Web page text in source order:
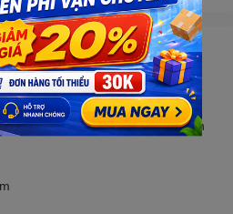
gòi là SMD Female Header hay
để cắm giao tiếp trong mạch điện